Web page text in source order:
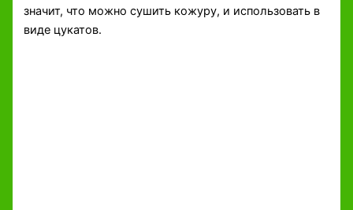
значит, что можно сушить кожуру, и использовать в
виде цукатов.